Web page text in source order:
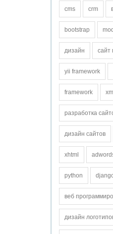
cms crm
bootstrap
дизайн сайт
yii framework
framework xml
разработка
дизайн сайтов
xhtml
python
веб
дизайн